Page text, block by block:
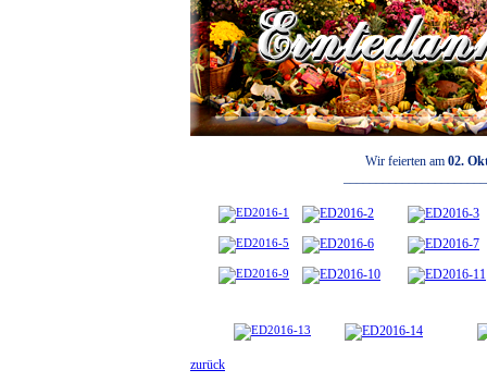
Wir feierten am02.
zurück